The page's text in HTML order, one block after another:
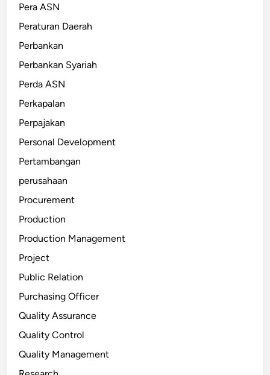
Pera ASN
Peraturan Daerah
Perbankan
Perbankan Syariah
Perda ASN
Perkapalan
Perpajakan
Personal Development
Pertambangan
perusahaan
Procurement
Production
Production Management
Project
Public Relation
Purchasing Officer
Quality Assurance
Quality Control
Quality Management